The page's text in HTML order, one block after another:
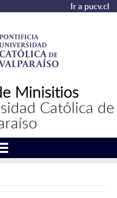
Ir a pucv.cl
Minisitios
Católica de